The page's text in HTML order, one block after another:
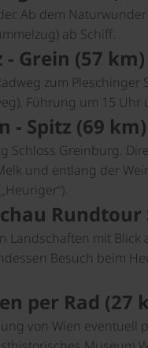
Ab dem
ab Schiff.
Grein (57 km)
zum Pleschinger
Führung um 15
- Spitz (69 km)
Schloss Greinburg.
und entlang der
Landschaften mit
Besuch beim
per Rad (27
von Wien eventuell